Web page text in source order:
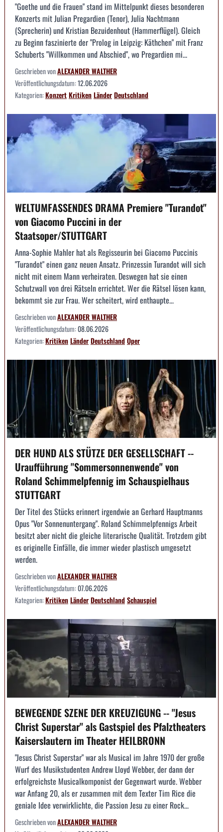
"Goethe und die Frauen" stand im Mittelpunkt dieses besonderen
Konzerts mit Julian Pregardien (Tenor), Julia Nachtmann
(Sprecherin) und Kristian Bezuidenhout (Hammerflügel). Gleich
zu Beginn faszinierte der "Prolog in Leipzig: Käthchen" mit Franz
Schuberts "Willkommen und Abschied", wo Pregardien mi...
Geschrieben vonALEXANDER WALTHER
Veröffentlichungsdatum:12.06.2026
Kategorien:KonzertKritikenLänderDeutschland
WELTUMFASSENDES DRAMA Premiere "Turandot"
von Giacomo Puccini in der
Staatsoper/STUTTGART
Anna-Sophie Mahler hat als Regisseurin bei Giacomo Puccinis
"Turandot" einen ganz neuen Ansatz. Prinzessin Turandot will sich
nicht mit einem Mann verheiraten. Deswegen hat sie einen
Schutzwall von drei Rätseln errichtet. Wer die Rätsel lösen kann,
bekommt sie zur Frau. Wer scheitert, wird enthaupte...
Geschrieben vonALEXANDER WALTHER
Veröffentlichungsdatum:08.06.2026
Kategorien:KritikenLänderDeutschlandOper
DER HUND ALS STÜTZE DER GESELLSCHAFT --
Uraufführung "Sommersonnenwende" von
Roland Schimmelpfennig im Schauspielhaus
STUTTGART
Der Titel des Stücks erinnert irgendwie an Gerhard Hauptmanns
Opus "Vor Sonnenuntergang". Roland Schimmelpfennigs Arbeit
besitzt aber nicht die gleiche literarische Qualität. Trotzdem gibt
es originelle Einfälle, die immer wieder plastisch umgesetzt
werden.
Geschrieben vonALEXANDER WALTHER
Veröffentlichungsdatum:07.06.2026
Kategorien:KritikenLänderDeutschlandSchauspiel
BEWEGENDE SZENE DER KREUZIGUNG -- "Jesus
Christ Superstar" als Gastspiel des Pfalztheaters
Kaiserslautern im Theater HEILBRONN
"Jesus Christ Superstar" war als Musical im Jahre 1970 der große
Wurf des Musikstudenten Andrew Lloyd Webber, der dann der
erfolgreichste Musicalkomponist der Gegenwart wurde. Webber
war Anfang 20, als er zusammen mit dem Texter Tim Rice die
geniale Idee verwirklichte, die Passion Jesu zu einer Rock...
Geschrieben vonALEXANDER WALTHER